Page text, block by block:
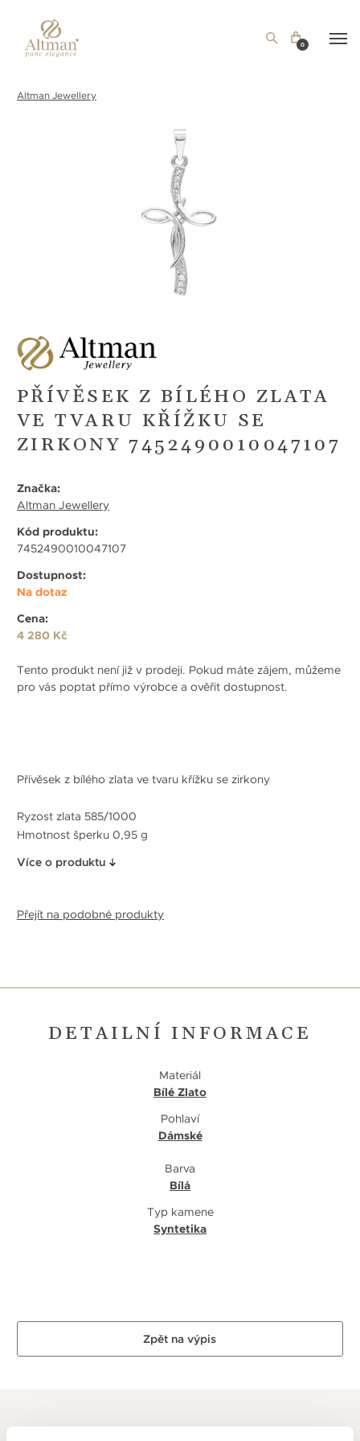
0
Altman Jewellery
PŘÍVĚSEK Z BÍLÉHO ZLATA
VE TVARU KŘÍŽKU SE
ZIRKONY 7452490010047107
Značka:
Altman Jewellery
Kód produktu:
7452490010047107
Dostupnost:
Na dotaz
Cena:
4 280 Kč
Tento produkt není již v prodeji. Pokud máte zájem, můžeme
pro vás poptat přímo výrobce a ověřit dostupnost.
Přívěsek z bílého zlata ve tvaru křížku se zirkony
Ryzost zlata 585/1000
Hmotnost šperku 0,95 g
Více o produktu
Přejít na podobné produkty
DETAILNÍ INFORMACE
Materiál
Bílé Zlato
Pohlaví
Dámské
Barva
Bílá
Typ kamene
Syntetika
Zpět na výpis